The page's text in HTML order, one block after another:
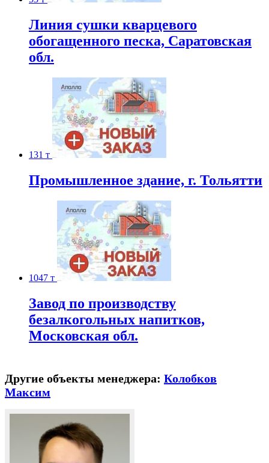
Линия сушки кварцевого
обогащенного песка, Саратовская
обл.
131 т
Промышленное здание, г. Тольятти
1047 т
Завод по производству
безалкогольных напитков,
Московская обл.
Другие объекты менеджера: Колобков
Максим